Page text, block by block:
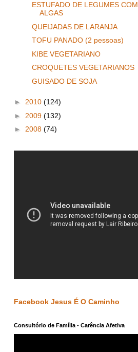
ESTUFADO DE LEGUMES COM
ALGAS
QUEIJADAS DE LARANJA
TOFU PANADO (2 pessoas)
KIBE VEGETARIANO
CROQUETES VEGETARIANOS
GUISADO DE SOJA
► 2010 (124)
► 2009 (132)
► 2008 (74)
Facebook Jesus É O Caminho
Consultório de Família - Carência Afetiva